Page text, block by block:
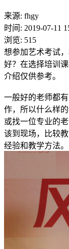
来源: fhgy
时间: 2019-07-11
浏览: 515
想参加艺术考试
好？在选择培训
介绍仅供参考。
一般好的老师都
作，所以什么样
或找一位专业的
该到现场，比较
经验和教学方法。